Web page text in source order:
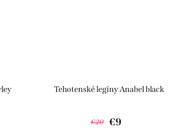
Tehotenské legíny Anabel black
€20 €9